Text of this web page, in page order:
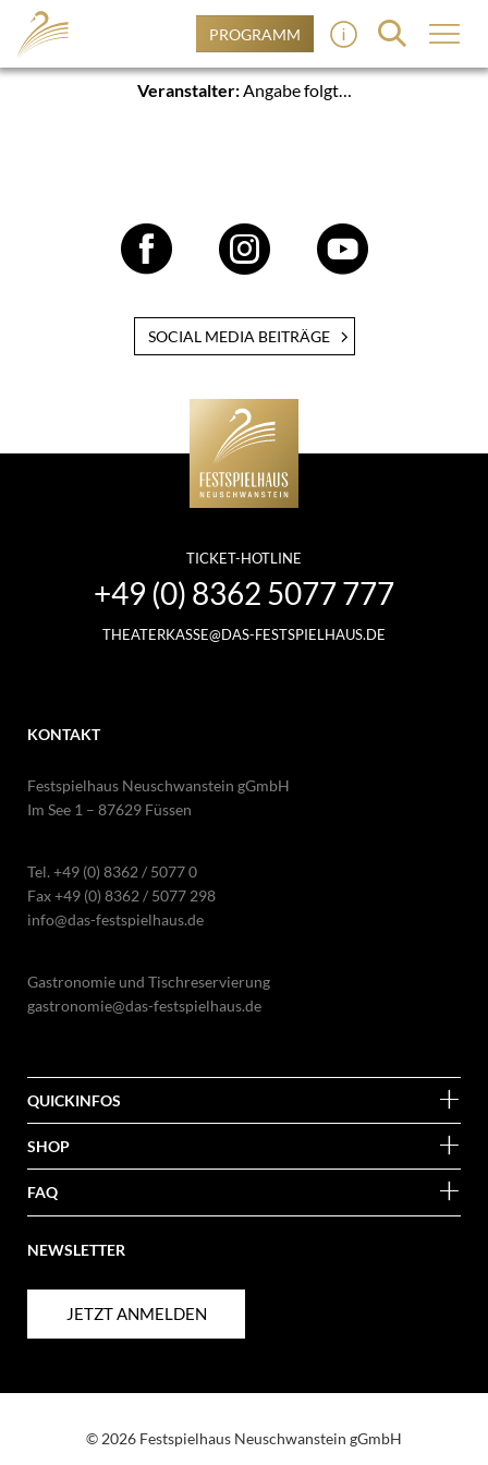
PROGRAMM
Veranstalter:Angabe folgt…
SOCIAL MEDIA BEITRÄGE
TICKET-HOTLINE
+49 (0) 8362 5077 777
THEATERKASSE@DAS-FESTSPIELHAUS.DE
KONTAKT
Festspielhaus Neuschwanstein gGmbH
Im See 1 – 87629 Füssen
Tel. +49 (0) 8362 / 5077 0
Fax +49 (0) 8362 / 5077 298
info@das-festspielhaus.de
Gastronomie und Tischreservierung
gastronomie@das-festspielhaus.de
QUICKINFOS
SHOP
FAQ
NEWSLETTER
JETZT ANMELDEN
© 2026 Festspielhaus Neuschwanstein gGmbH